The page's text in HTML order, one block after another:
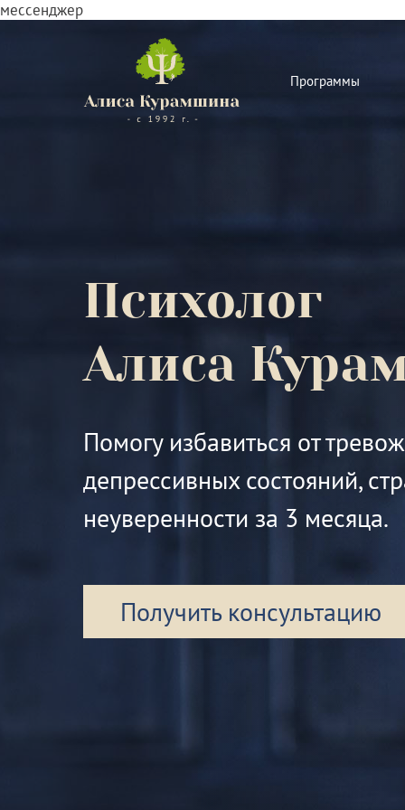
мессенджер
Программы
Психолог
Алиса
Помогу избавиться от
депрессивных состояний,
неуверенности за 3 месяца.
Получить консультацию